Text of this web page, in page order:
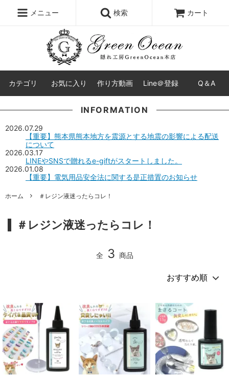
メニュー 検索 カート
カテゴリ お気に入り 作り方動画 Line＠登録 Q＆A
INFORMATION
2026.07.29
【重要】熊本県熊本地方を震源とする地震の影響による配送
について
2026.03.17
LINEやSNSで贈れるe-giftがスタートしました。
2026.01.08
【重要】電気用品安全法に関する是正措置のお知らせ
ホーム ＃レジン液迷ったらコレ！
＃レジン液迷ったらコレ！
全 3 商品
シリコンモールド